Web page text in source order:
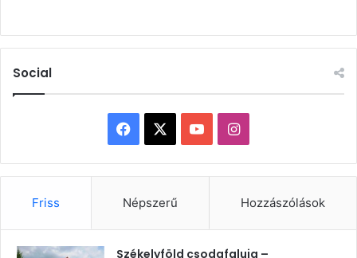
Social
Facebook YouTubeInstagram
Friss Népszerű Hozzászólások
Székelyföld csodafaluja –